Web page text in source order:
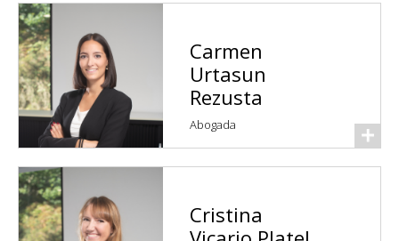
Carmen
Urtasun
Rezusta
Abogada
Cristina